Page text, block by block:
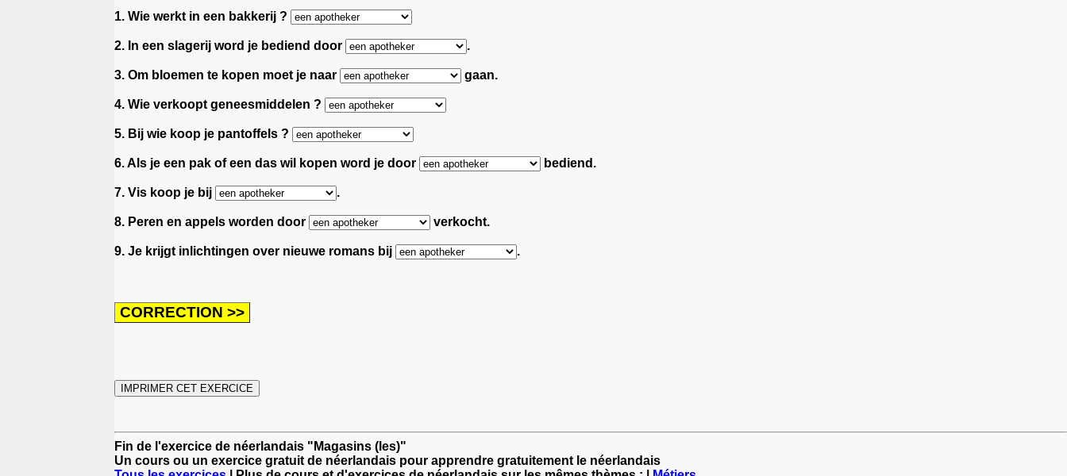
1. Wie werkt in een bakkerij ?
2. In een slagerij word je bediend door .
3. Om bloemen te kopen moet je naar gaan.
4. Wie verkoopt geneesmiddelen ?
5. Bij wie koop je pantoffels ?
6. Als je een pak of een das wil kopen word je door bediend.
7. Vis koop je bij .
8. Peren en appels worden door verkocht.
9. Je krijgt inlichtingen over nieuwe romans bij .
Fin de l'exercice de néerlandais "Magasins (les)"
Un cours ou un exercice gratuit de néerlandais pour apprendre gratuitement le néerlandais